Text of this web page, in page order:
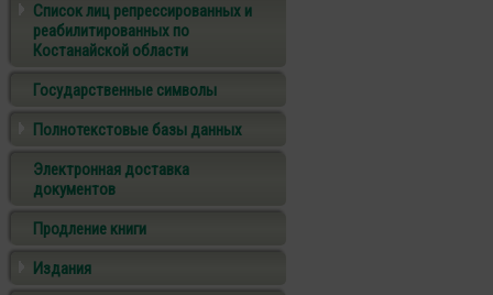
Список лиц репрессированных и
реабилитированных по
Костанайской области
Государственные символы
Полнотекстовые базы данных
Электронная доставка
документов
Продление книги
Издания